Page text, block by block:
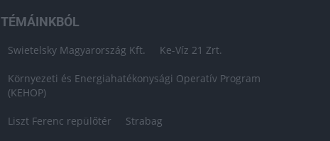
TÉMÁINKBÓL
Swietelsky Magyarország Kft. Ke-Víz 21 Zrt.
Környezeti és Energiahatékonysági Operatív Program
(KEHOP)
Liszt Ferenc repülőtér Strabag